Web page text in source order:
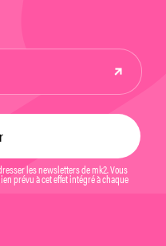
les newsletters de mk2. Vous
prévu à cet effet intégré à chaque